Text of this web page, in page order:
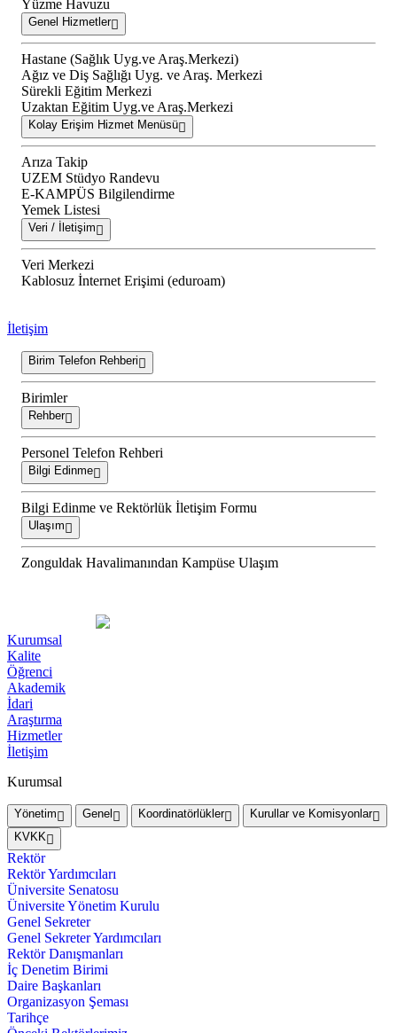
Yüzme Havuzu
Genel Hizmetler
Hastane (Sağlık Uyg.ve Araş.Merkezi)
Ağız ve Diş Sağlığı Uyg. ve Araş. Merkezi
Sürekli Eğitim Merkezi
Uzaktan Eğitim Uyg.ve Araş.Merkezi
Kolay Erişim Hizmet Menüsü
Arıza Takip
UZEM Stüdyo Randevu
E-KAMPÜS Bilgilendirme
Yemek Listesi
Veri / İletişim
Veri Merkezi
Kablosuz İnternet Erişimi (eduroam)
İletişim
Birim Telefon Rehberi
Birimler
Rehber
Personel Telefon Rehberi
Bilgi Edinme
Bilgi Edinme ve Rektörlük İletişim Formu
Ulaşım
Zonguldak Havalimanından Kampüse Ulaşım
Kurumsal
Kalite
Öğrenci
Akademik
İdari
Araştırma
Hizmetler
İletişim
Kurumsal
Yönetim Genel Koordinatörlükler
Kurullar ve Komisyonlar
KVKK
Rektör
Rektör Yardımcıları
Üniversite Senatosu
Üniversite Yönetim Kurulu
Genel Sekreter
Genel Sekreter Yardımcıları
Rektör Danışmanları
İç Denetim Birimi
Daire Başkanları
Organizasyon Şeması
Tarihçe